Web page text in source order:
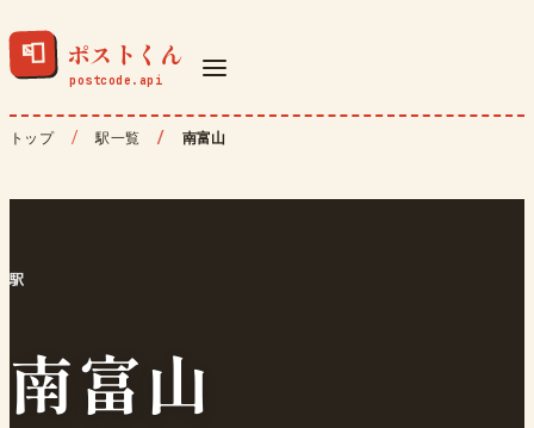
📮 ポストくん
トップ 駅一覧 南富山
駅
南富山